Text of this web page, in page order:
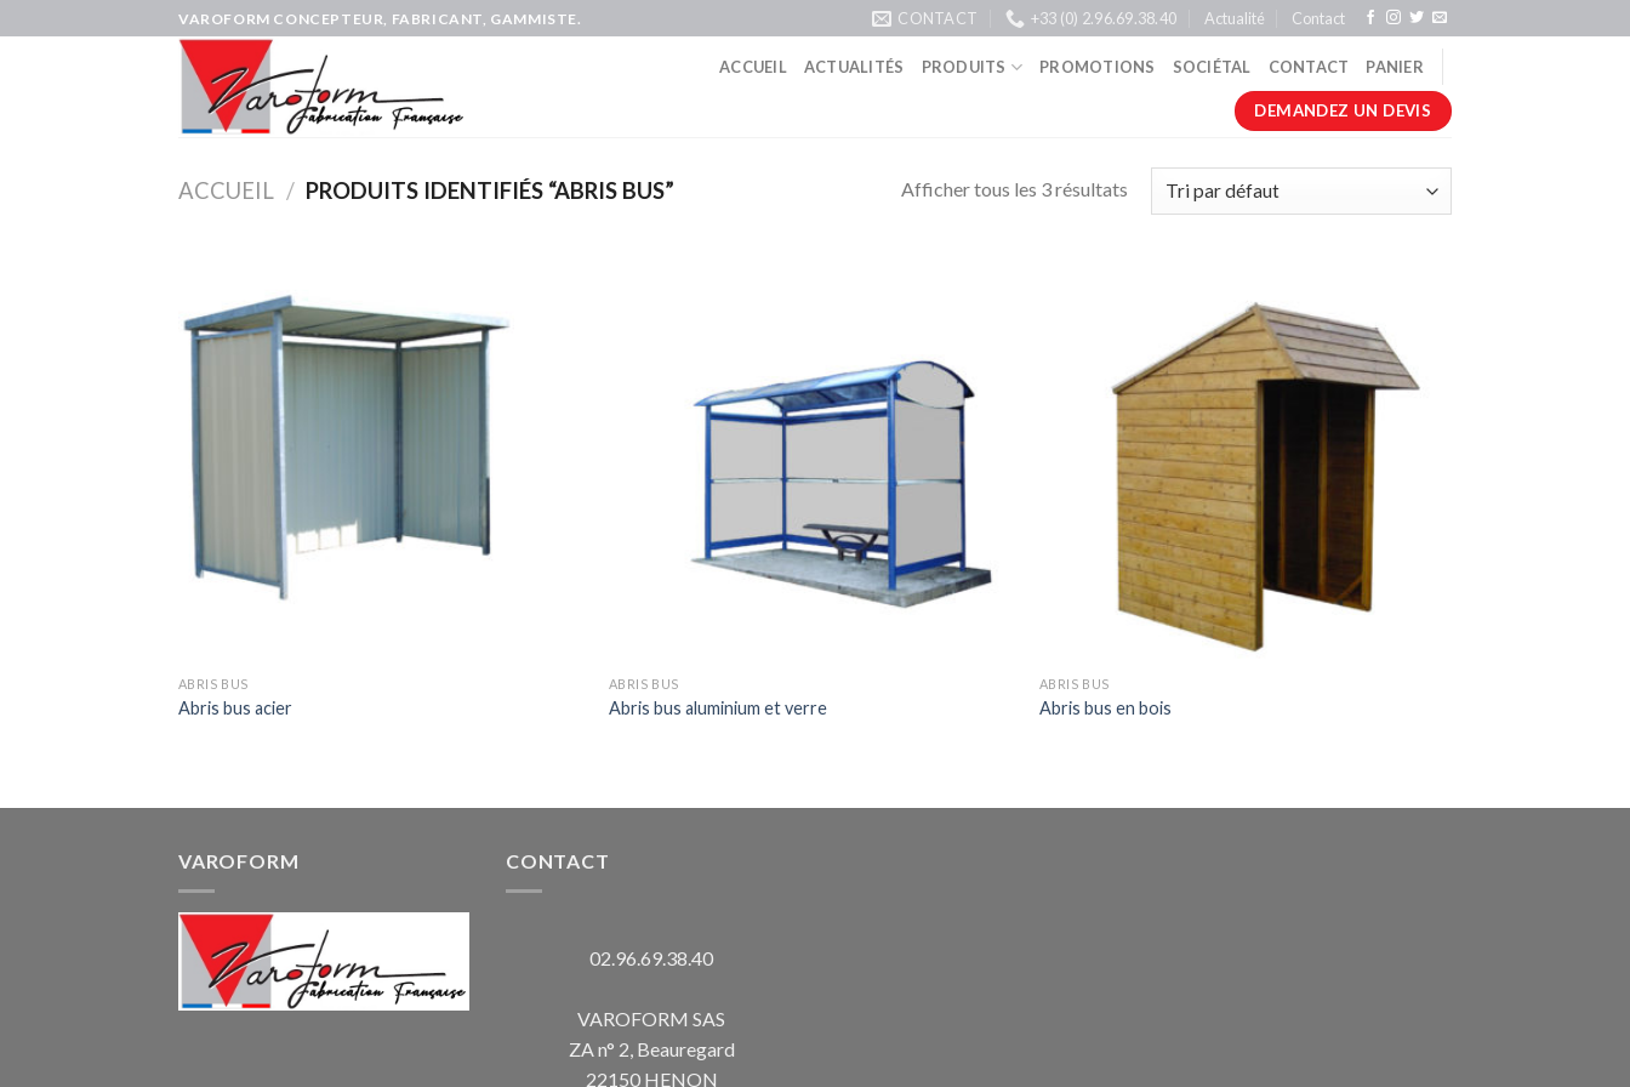
VAROFORM CONCEPTEUR, FABRICANT, GAMMISTE. CONTACT +33 (0) 2.96.69.38.40 Actualité Contact
ACCUEIL ACTUALITÉS PRODUITS PROMOTIONS SOCIÉTAL CONTACT PANIER
DEMANDEZ UN DEVIS
ACCUEIL / PRODUITS IDENTIFIÉS “ABRIS BUS” Afficher tous les 3 résultats
ABRIS BUS
Abris bus acier
ABRIS BUS
Abris bus aluminium et verre
ABRIS BUS
Abris bus en bois
VAROFORM CONTACT
02.96.69.38.40
VAROFORM SAS
ZA n° 2, Beauregard
22150 HENON